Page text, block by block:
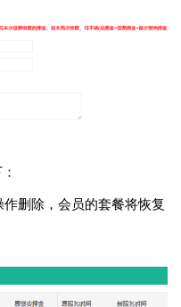
删除，会员的套餐将恢复